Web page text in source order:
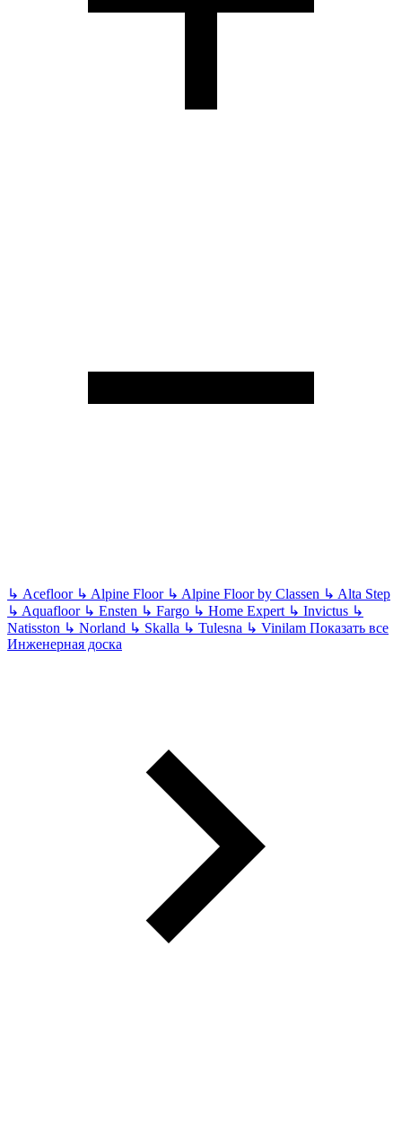
↳ Acefloor ↳ Alpine Floor ↳ Alpine Floor by Classen ↳ Alta Step
↳ Aquafloor ↳ Ensten ↳ Fargo ↳ Home Expert ↳ Invictus ↳
Natisston ↳ Norland ↳ Skalla ↳ Tulesna ↳ Vinilam Показать все
Инженерная доска